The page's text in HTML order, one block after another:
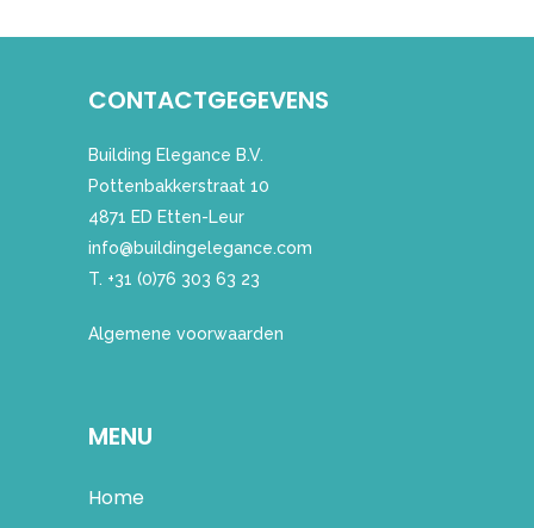
CONTACTGEGEVENS
Building Elegance B.V.
Pottenbakkerstraat 10
4871 ED Etten-Leur
info@buildingelegance.com
T. +31 (0)76 303 63 23
Algemene voorwaarden
MENU
Home